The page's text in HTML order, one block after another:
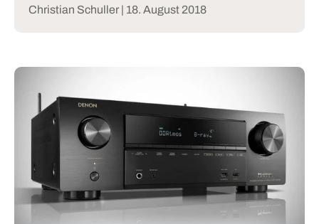
Christian Schuller | 18. August 2018